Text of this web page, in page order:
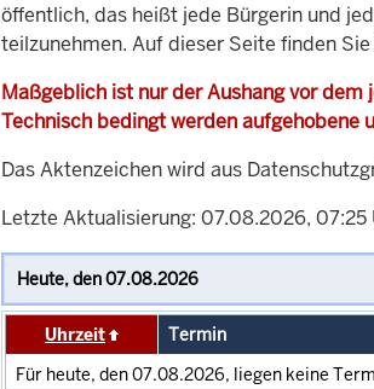
öffentlich, das heißt jede Bürgerin und
teilzunehmen. Auf dieser Seite finden
Maßgeblich ist nur der Aushang vor dem
Technisch bedingt werden aufgehobene
Das Aktenzeichen wird aus
Letzte Aktualisierung: 07.08.2026, 07:25
Uhrzeit Termin
Für heute, den 07.08.2026, liegen keine